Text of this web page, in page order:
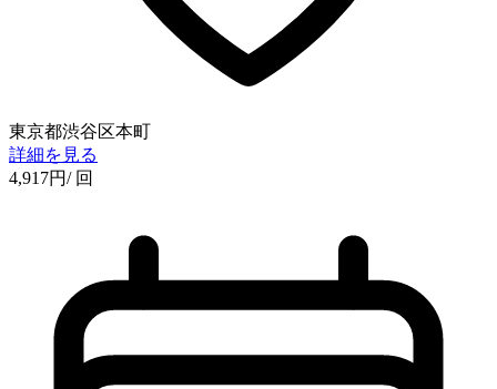
東京都渋谷区本町
詳細を見る
4,917円/ 回